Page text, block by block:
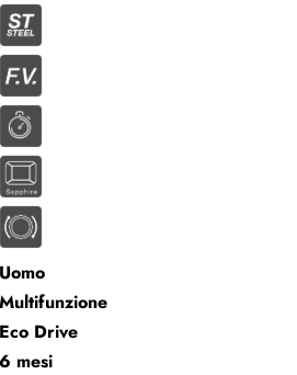
Uomo
Multifunzione
Eco Drive
6 mesi